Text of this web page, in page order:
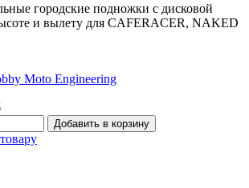
городские подножки с дисковой
и вылету для CAFERACER, NAKED
Moto Engineering